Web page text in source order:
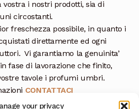
your privacy
vostra i nostri prodotti, sia di
circostanti.
freschezza possibile, in quanto i
direttamente ed ogni
Vi garantiamo la genuinita’
fase di lavorazione che finito,
tavole i profumi umbri.
CONTATTACI